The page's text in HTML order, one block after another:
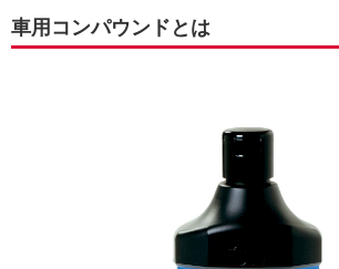
車用コンパウンドとは